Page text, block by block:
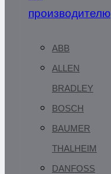
производителю
ABB
ALLEN
BRADLEY
BOSCH
BAUMER
THALHEIM
DANFOSS